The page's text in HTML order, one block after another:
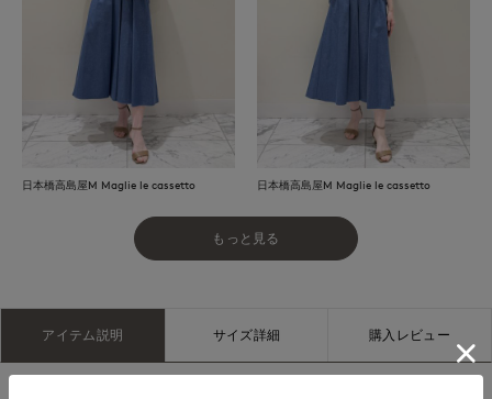
日本橋高島屋M Maglie le cassetto 日本橋高島屋M Maglie le cassetto
もっと見る
アイテム説明 サイズ詳細 購入レビュー